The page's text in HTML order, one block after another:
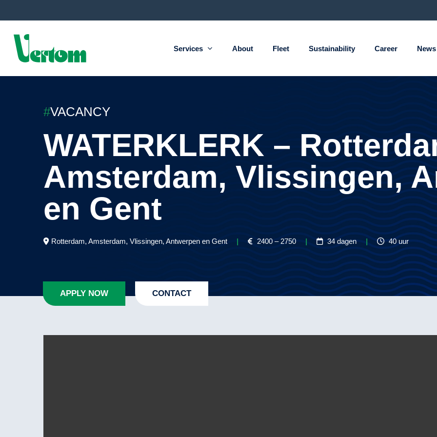
content
Services About Fleet Sustainability Career News
#VACANCY
WATERKLERK –
Amsterdam, Vlissingen,
en Gent
Rotterdam, Amsterdam, Vlissingen, Antwerpen en Gent | 2400 – 2750 | 34 dagen | 40 uur
APPLY NOW CONTACT